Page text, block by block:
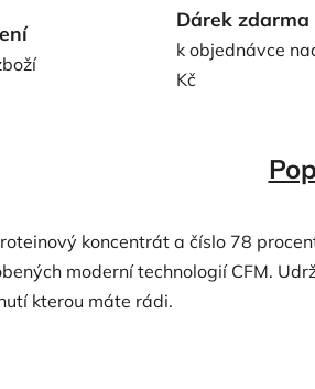
Dárek zdarma
k objednávce
Kč
koncentrát a číslo 78
moderní technologií CFM.
kterou máte rádi.